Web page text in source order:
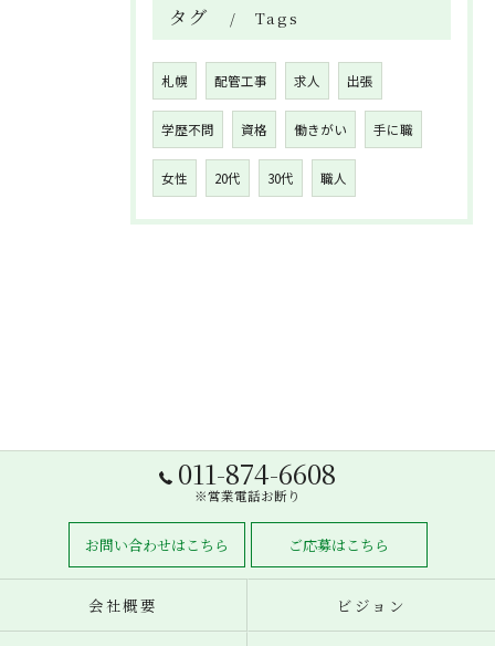
タグ Tags
札幌 配管工事 求人 出張
学歴不問 資格 働きがい 手に職
女性 20代 30代 職人
011-874-6608
※営業電話お断り
お問い合わせはこちら ご応募はこちら
会社概要 ビジョン